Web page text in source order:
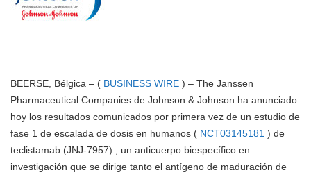
BEERSE, Bélgica – ( BUSINESS WIRE ) – The Janssen
Pharmaceutical Companies de Johnson & Johnson ha anunciado
hoy los resultados comunicados por primera vez de un estudio de
fase 1 de escalada de dosis en humanos ( NCT03145181 ) de
teclistamab (JNJ-7957) , un anticuerpo biespecífico en
investigación que se dirige tanto el antígeno de maduración de